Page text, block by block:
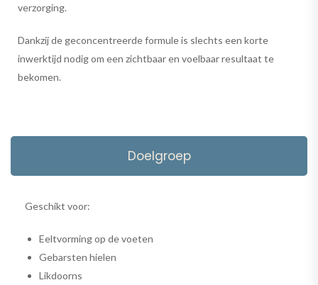
verzorging.
Dankzij de geconcentreerde formule is slechts een korte
inwerktijd nodig om een zichtbaar en voelbaar resultaat te
bekomen.
Doelgroep
Geschikt voor:
Eeltvorming op de voeten
Gebarsten hielen
Likdoorns